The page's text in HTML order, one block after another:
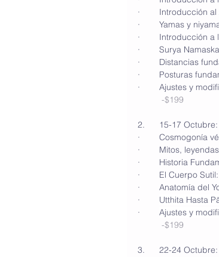
·        Introducción
·        Yamas y
·        Introducción
·        Surya
·        Distancias
·        Posturas
·        Ajustes y
-$199
2.      15-17
·        Cosmogonía
·        Mitos,
·        Historia
·        El Cuerpo
·        Anatomía del
· Utthita Hasta
· Ajustes y
-$199
3.      22-24